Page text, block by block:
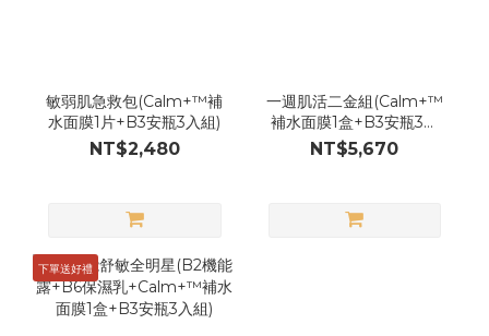
敏弱肌急救包(Calm+™補
水面膜1片+B3安瓶3入組)
NT$2,480
一週肌活二金組(Calm+™
補水面膜1盒+B3安瓶3入
組)
NT$5,670
下單送好禮